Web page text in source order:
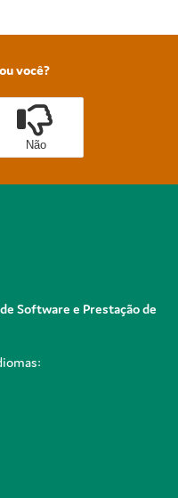
você?
Não
Software e Prestação de